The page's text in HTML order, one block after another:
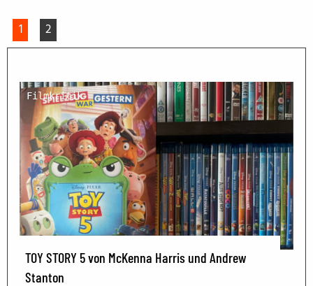
1 2
Filmkritik
TOY STORY 5 von McKenna Harris und Andrew
Stanton